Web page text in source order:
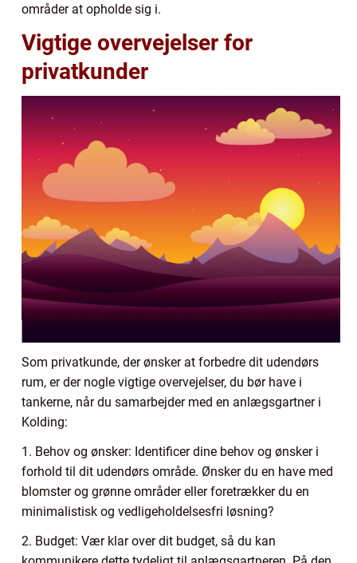
områder at opholde sig i.
Vigtige overvejelser for
privatkunder
Som privatkunde, der ønsker at forbedre dit udendørs
rum, er der nogle vigtige overvejelser, du bør have i
tankerne, når du samarbejder med en anlægsgartner i
Kolding:
1. Behov og ønsker: Identificer dine behov og ønsker i
forhold til dit udendørs område. Ønsker du en have med
blomster og grønne områder eller foretrækker du en
minimalistisk og vedligeholdelsesfri løsning?
2. Budget: Vær klar over dit budget, så du kan